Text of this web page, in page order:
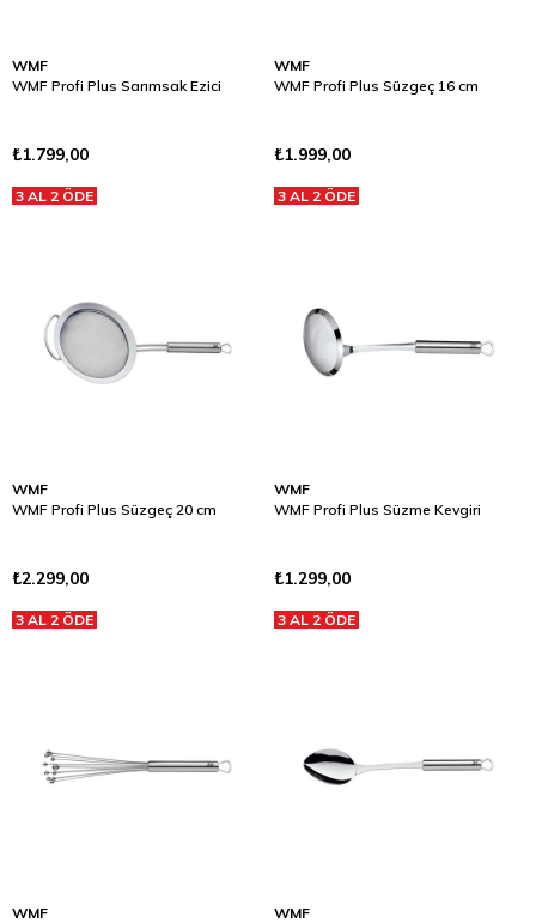
WMF
WMF Profi Plus Sarımsak Ezici
₺1.799,00
3 AL 2 ÖDE
WMF
WMF Profi Plus Süzgeç 16 cm
₺1.999,00
3 AL 2 ÖDE
WMF
WMF Profi Plus Süzgeç 20 cm
₺2.299,00
3 AL 2 ÖDE
WMF
WMF Profi Plus Süzme Kevgiri
₺1.299,00
3 AL 2 ÖDE
WMF
WMF